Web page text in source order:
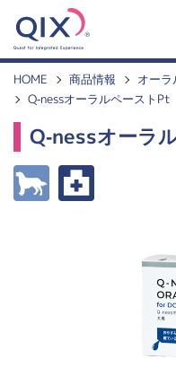
HOME
商品情報
オーラ
Q-nessオーラルペーストPt
Q-nessオーラ